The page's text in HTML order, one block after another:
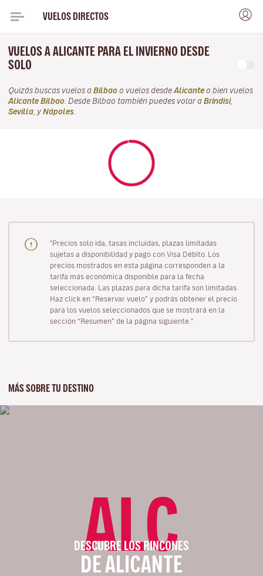
VUELOS DIRECTOS
VUELOS A ALICANTE PARA EL INVIERNO DESDE
SOLO
Quizás buscas vuelos a Bilbao o vuelos desde Alicante o bien vuelos
Alicante Bilbao . Desde Bilbao también puedes volar a Brindisi,
Sevilla , y Nápoles
"Precios solo ida, tasas incluidas, plazas limitadas
sujetas a disponibilidad y pago con Visa Débito. Los
precios mostrados en esta página corresponden a la
tarifa más económica disponible para la fecha
seleccionada. Las plazas para dicha tarifa son limitadas.
Haz click en “Reservar vuelo” y podrás obtener el precio
para los vuelos seleccionados que se mostrará en la
sección “Resumen” de la página siguiente."
MÁS SOBRE TU DESTINO
ALC
DESCUBRE LOS RINCONES
DE ALICANTE